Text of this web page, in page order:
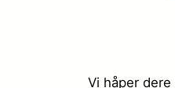
Vi håper